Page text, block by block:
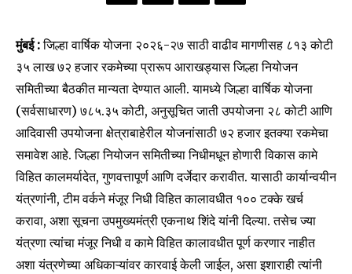
मुंबई :जिल्हा वार्षिक योजना २०२६-२७ साठी वाढीव मागणीसह ८१३ कोटी
३५ लाख ७२ हजार रकमेच्या प्रारूप आराखड्यास जिल्हा नियोजन
समितीच्या बैठकीत मान्यता देण्यात आली. यामध्ये जिल्हा वार्षिक योजना
(सर्वसाधारण) ७८५.३५ कोटी, अनुसूचित जाती उपयोजना २८ कोटी आणि
आदिवासी उपयोजना क्षेत्राबाहेरील योजनांसाठी ७२ हजार इतक्या रकमेचा
समावेश आहे. जिल्हा नियोजन समितीच्या निधीमधून होणारी विकास कामे
विहित कालमर्यादेत, गुणवत्तापूर्ण आणि दर्जेदार करावीत. यासाठी कार्यान्वयीन
यंत्रणांनी, टीम वर्कने मंजूर निधी विहित कालावधीत १०० टक्के खर्च
करावा, अशा सूचना उपमुख्यमंत्री एकनाथ शिंदे यांनी दिल्या. तसेच ज्या
यंत्रणा त्यांचा मंजूर निधी व कामे विहित कालावधीत पूर्ण करणार नाहीत
अशा यंत्रणेच्या अधिकाऱ्यांवर कारवाई केली जाईल, असा इशाराही त्यांनी